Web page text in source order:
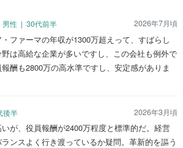
男性 | 30代前半 2026年7月頃
ファーマの年収が1300万超えって、すばらし
は高給な企業が多いですし、この会社も例外で
酬も2800万の高水準ですし、安定感がありま
後半 2026年3月頃
が、役員報酬が2400万程度と標準的だ。経営
ンスよく行き渡っているか疑問。革新的を謳う